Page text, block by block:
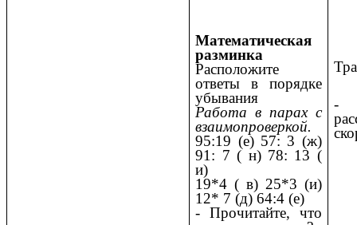
Математическая
разминка
Расположите
ответы в порядке
убывания
Работа в парах с
взаимопроверкой.
95:19 (е) 57: 3 (ж)
91: 7 ( н) 78: 13 (
и)
19*4 ( в) 25*3 (и)
12* 7 (д) 64:4 (е)
- Прочитайте, что
-